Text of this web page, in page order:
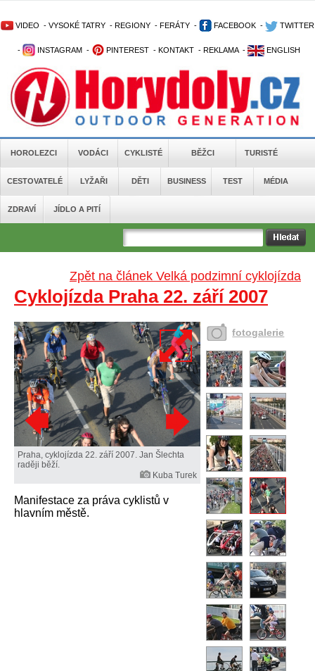
VIDEO - VYSOKÉ TATRY - REGIONY - FERÁTY - FACEBOOK - TWITTER
- INSTAGRAM - PINTEREST - KONTAKT - REKLAMA - ENGLISH
HOROLEZCI VODÁCI CYKLISTÉ BĚŽCI TURISTÉ
CESTOVATELÉ LYŽAŘI DĚTI BUSINESS TEST MÉDIA
ZDRAVÍ JÍDLO A PITÍ
Zpět na článek Velká podzimní cyklojízda
Cyklojízda Praha 22. září 2007
Praha, cyklojízda 22. září 2007. Jan Šlechta
raději běží.
Kuba Turek
Manifestace za práva cyklistů v
hlavním městě.
fotogalerie